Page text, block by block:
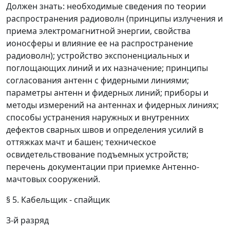
Должен знать: необходимые сведения по теории
распространения радиоволн (принципы излучения и
приема электромагнитной энергии, свойства
ионосферы и влияние ее на распространение
радиоволн); устройство экспоненциальных и
поглощающих линий и их назначение; принципы
согласования антенн с фидерными линиями;
параметры антенн и фидерных линий; приборы и
методы измерений на антеннах и фидерных линиях;
способы устранения наружных и внутренних
дефектов сварных швов и определения усилий в
оттяжках мачт и башен; техническое
освидетельствование подъемных устройств;
перечень документации при приемке Антенно-
мачтовых сооружений.
§ 5. Кабельщик - спайщик
3-й разряд